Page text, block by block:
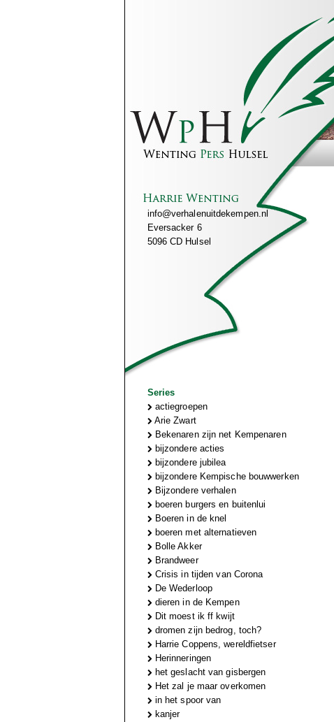
info@verhalenuitdekempen.nl
Eversacker 6
5096 CD Hulsel
Series
actiegroepen
Arie Zwart
Bekenaren zijn net Kempenaren
bijzondere acties
bijzondere jubilea
bijzondere Kempische bouwwerken
Bijzondere verhalen
boeren burgers en buitenlui
Boeren in de knel
boeren met alternatieven
Bolle Akker
Brandweer
Crisis in tijden van Corona
De Wederloop
dieren in de Kempen
Dit moest ik ff kwijt
dromen zijn bedrog, toch?
Harrie Coppens, wereldfietser
Herinneringen
het geslacht van gisbergen
Het zal je maar overkomen
in het spoor van
kanjer